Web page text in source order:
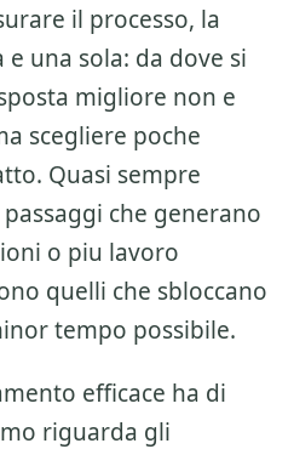
il processo, la
e una sola: da dove si
migliore non e
scegliere poche
Quasi sempre
che generano
o piu lavoro
quelli che sbloccano
tempo possibile.
efficace ha di
riguarda gli